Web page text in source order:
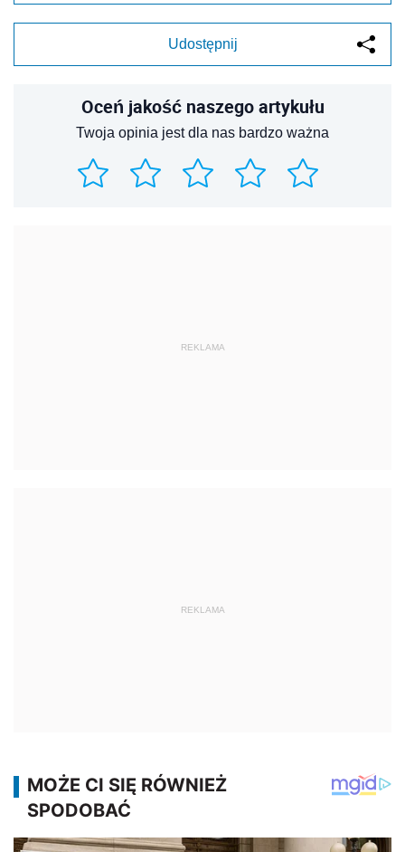
Udostępnij
Oceń jakość naszego artykułu
Twoja opinia jest dla nas bardzo ważna
REKLAMA
REKLAMA